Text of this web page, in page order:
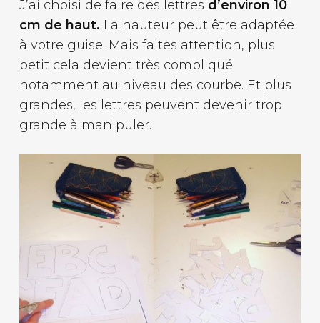
J’ai choisi de faire des lettres d’environ 10
cm de haut. La hauteur peut être adaptée
à votre guise. Mais faites attention, plus
petit cela devient très compliqué
notamment au niveau des courbe. Et plus
grandes, les lettres peuvent devenir trop
grande à manipuler.